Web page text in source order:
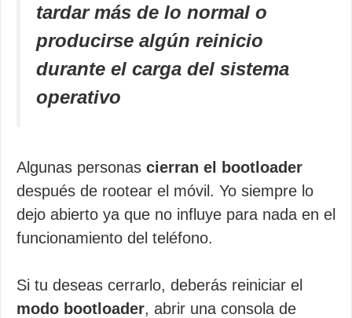
tardar más de lo normal o
producirse algún reinicio
durante el carga del sistema
operativo
Algunas personas cierran el bootloader
después de rootear el móvil. Yo siempre lo
dejo abierto ya que no influye para nada en el
funcionamiento del teléfono.
Si tu deseas cerrarlo, deberás reiniciar el
modo bootloader, abrir una consola de